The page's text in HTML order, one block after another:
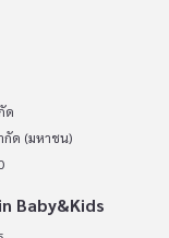
ด
กัด (มหาชน)
Baby&Kids